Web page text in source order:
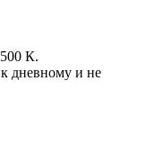
К.
дневному и не